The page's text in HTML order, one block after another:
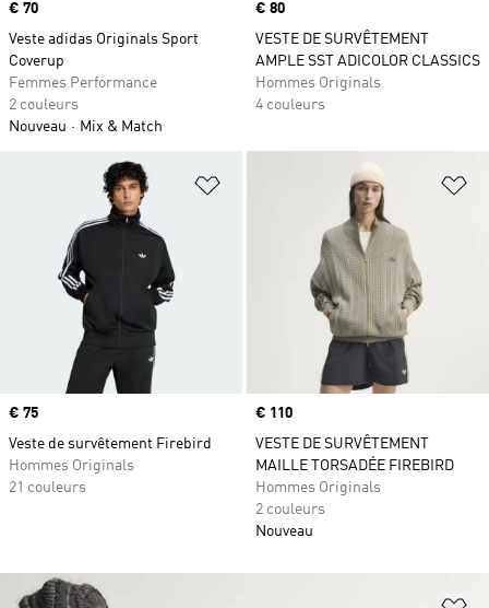
Prix
€ 70
Veste adidas Originals Sport
Coverup
Femmes Performance
2 couleurs
Nouveau
Mix & Match
Prix
€ 80
VESTE DE SURVÊTEMENT
AMPLE SST ADICOLOR CLASSICS
Hommes Originals
4 couleurs
Ajouter à la Liste de produits
Prix
€ 75
Veste de survêtement Firebird
Hommes Originals
21 couleurs
Prix
€ 110
VESTE DE SURVÊTEMENT
MAILLE TORSADÉE FIREBIRD
Hommes Originals
2 couleurs
Nouveau